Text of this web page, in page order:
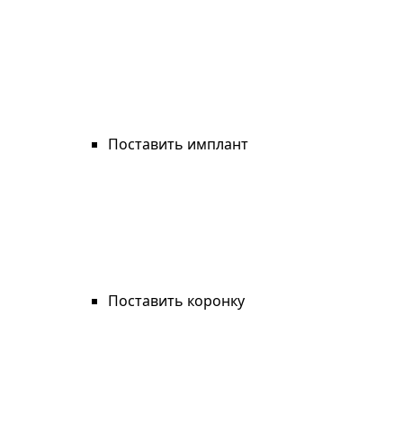
Поставить имплант
Поставить коронку